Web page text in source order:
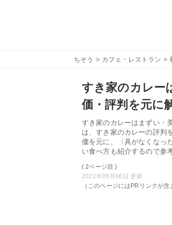
ちそう > カフェ・レストラン >
すき家のカレー
価・評判を元に
すき家のカレーはまずい・
は、すき家のカレーの評判
価を元に、〈具がなくなっ
い食べ方も紹介するので参
( 2ページ目 )
2023年09月06日 更新
（このページにはPRリンクが含